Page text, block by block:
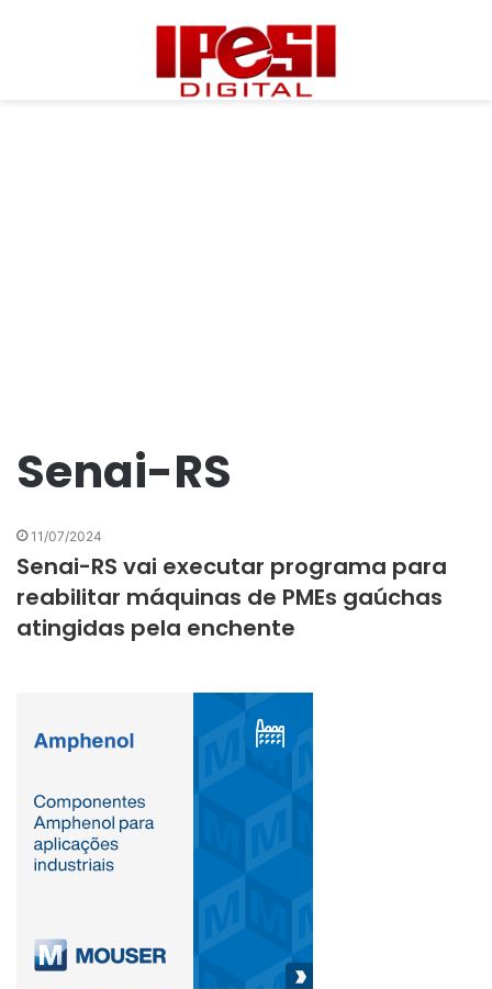
Senai-RS
11/07/2024
Senai-RS vai executar programa para
reabilitar máquinas de PMEs gaúchas
atingidas pela enchente